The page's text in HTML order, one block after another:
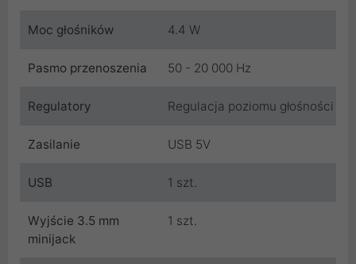
Moc głośników 4.4 W
Pasmo przenoszenia 50 - 20 000 Hz
Regulatory Regulacja poziomu głośności
Zasilanie USB 5V
USB 1 szt.
Wyjście 3.5 mm
minijack
1 szt.